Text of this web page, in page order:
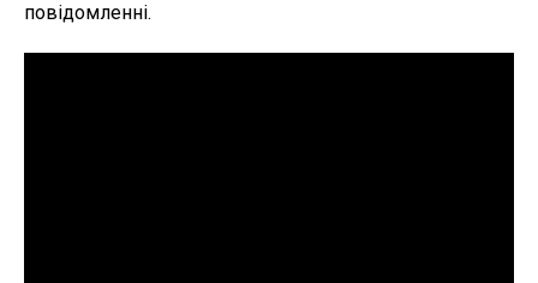
повідомленні.